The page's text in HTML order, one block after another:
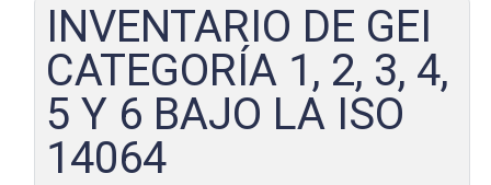
INVENTARIO DE GEI
CATEGORÍA 1, 2, 3, 4,
5 Y 6 BAJO LA ISO
14064